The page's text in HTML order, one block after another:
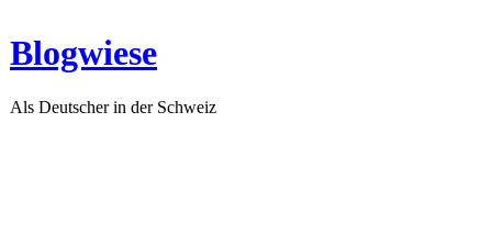
Blogwiese
Als Deutscher in der Schweiz